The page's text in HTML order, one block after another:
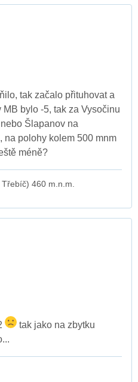
tak začalo přituhovat a
bylo -5, tak za Vysočinu
Šlapanov na
na polohy kolem 500 mnm
méně?
460 m.n.m.
tak jako na zbytku